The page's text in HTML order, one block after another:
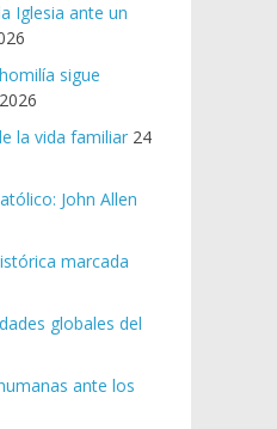
Iglesia ante un
sigue
la vida familiar 24
John Allen
marcada
globales del
ante los